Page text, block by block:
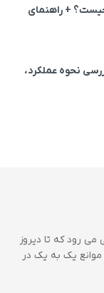
چیست؟ + راهنمای
نحوه عملکرد،
رود که تا دیروز
موانع یک به یک در